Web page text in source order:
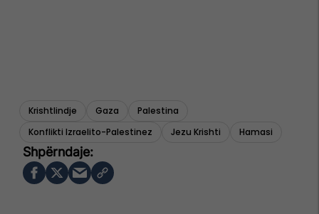
Krishtlindje Gaza
Palestina
Konflikti Izraelito-Palestinez
Jezu Krishti Hamasi